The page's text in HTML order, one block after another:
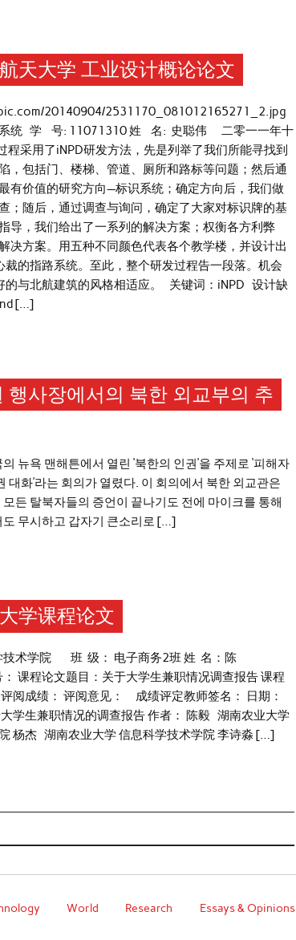
天大学 工业设计概论论文
20140904/2531170_081012165271_2.jpg
系统 学 号: 11071310 姓 名: 史聪伟 二零一一年十
程采用了iNPD研发方法，先是列举了我们所能寻找到
，包括门、楼梯、管道、厕所和路标等问题；然后通
有价值的研究方向—标识系统；确定方向后，我们做
；随后，通过调查与询问，确定了大家对标识牌的基
导，我们给出了一系列的解决方案；权衡各方利弊
决方案。用五种不同颜色代表各个教学楼，并设计出
的指路系统。至此，整个研发过程告一段落。机会
的与北航建筑的风格相适应。 关键词：iNPD 设计缺
[…]
행사장에서의 북한 외교부의 추
뉴욕 맨해튼에서 열린 ‘북한의 인권’을 주제로 ‘피해자
대화’라는 회의가 열렸다. 이 회의에서 북한 외교관은
든 탈북자들의 증언이 끝나기도 전에 마이크를 통해
도 무시하고 갑자기 큰소리로 […]
学课程论文
技术学院 班 级： 电子商务2班 姓 名：陈
论文题目：关于大学生兼职情况调查报告 课程
阅成绩： 评阅意见： 成绩评定教师签名： 日期：
生兼职情况的调查报告 作者： 陈毅 湖南农业大学
杨杰 湖南农业大学 信息科学技术学院 李诗淼 […]
World Research Essays & Opinions